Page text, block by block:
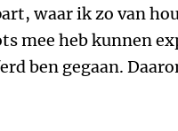
waar ik zo van
mee heb kunnen
ben gegaan.